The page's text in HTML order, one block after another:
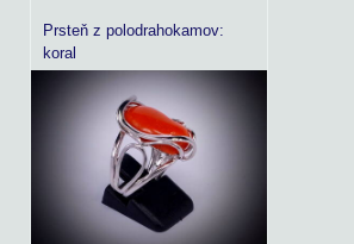
Prsteň z polodrahokamov:
koral